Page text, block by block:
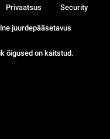
õigused on kaitstud.
Privaatsus Security
juurdepääsetavus